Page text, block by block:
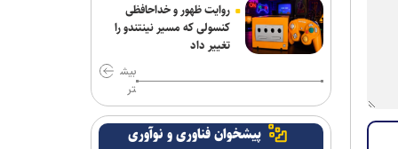
روایت ظهور و خداحافظی
کنسولی که مسیر نینتندو را
تغییر داد
بیش
تر
پیشخوان فناوری و نوآوری